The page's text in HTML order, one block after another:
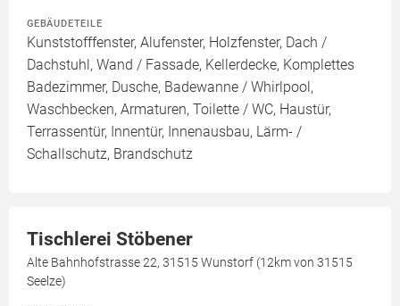
GEBÄUDETEILE
Kunststofffenster, Alufenster, Holzfenster, Dach /
Dachstuhl, Wand / Fassade, Kellerdecke, Komplettes
Badezimmer, Dusche, Badewanne / Whirlpool,
Waschbecken, Armaturen, Toilette / WC, Haustür,
Terrassentür, Innentür, Innenausbau, Lärm- /
Schallschutz, Brandschutz
Tischlerei Stöbener
Alte Bahnhofstrasse 22, 31515 Wunstorf (12km von 31515
Seelze)